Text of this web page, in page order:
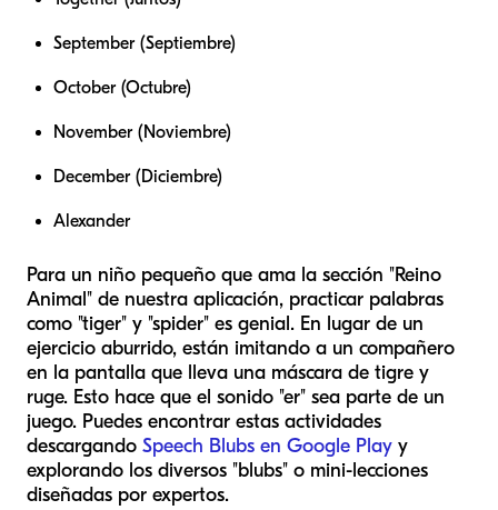
September (Septiembre)
October (Octubre)
November (Noviembre)
December (Diciembre)
Alexander
Para un niño pequeño que ama la sección "Reino
Animal" de nuestra aplicación, practicar palabras
como "tiger" y "spider" es genial. En lugar de un
ejercicio aburrido, están imitando a un compañero
en la pantalla que lleva una máscara de tigre y
ruge. Esto hace que el sonido "er" sea parte de un
juego. Puedes encontrar estas actividades
descargando Speech Blubs en Google Play y
explorando los diversos "blubs" o mini-lecciones
diseñadas por expertos.